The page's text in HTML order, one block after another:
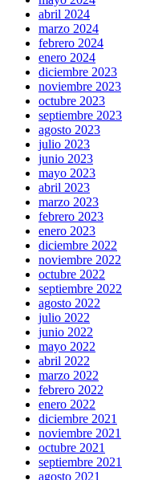
abril 2024
marzo 2024
febrero 2024
enero 2024
diciembre 2023
noviembre 2023
octubre 2023
septiembre 2023
agosto 2023
julio 2023
junio 2023
mayo 2023
abril 2023
marzo 2023
febrero 2023
enero 2023
diciembre 2022
noviembre 2022
octubre 2022
septiembre 2022
agosto 2022
julio 2022
junio 2022
mayo 2022
abril 2022
marzo 2022
febrero 2022
enero 2022
diciembre 2021
noviembre 2021
octubre 2021
septiembre 2021
agosto 2021